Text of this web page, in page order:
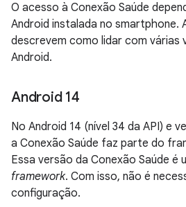
O acesso à Conexão Saúde
Android instalada no smartphone.
descrevem como lidar com várias
Android.
Android 14
No Android 14 (nível 34 da API) e
a Conexão Saúde faz parte do
Essa versão da Conexão Saúde é
framework. Com isso, não é
configuração.